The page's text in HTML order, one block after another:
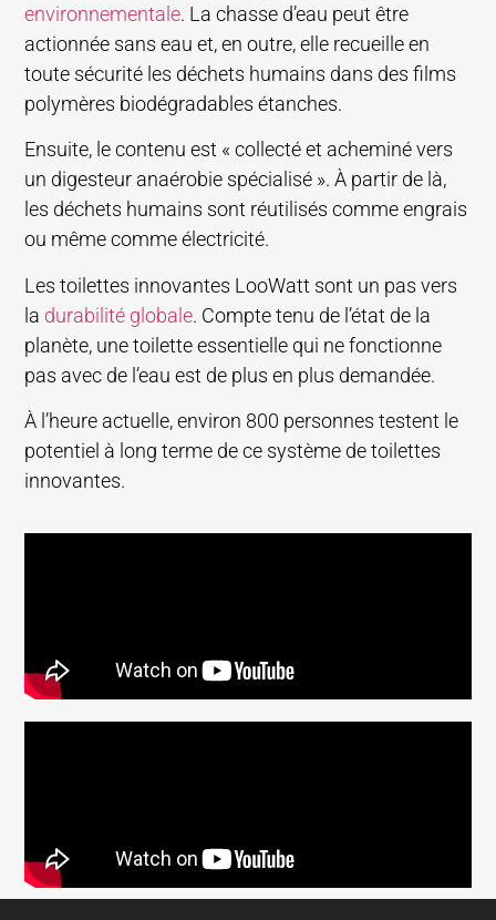
environnementale. La chasse d’eau peut être
actionnée sans eau et, en outre, elle recueille en
toute sécurité les déchets humains dans des films
polymères biodégradables étanches.
Ensuite, le contenu est « collecté et acheminé vers
un digesteur anaérobie spécialisé ». À partir de là,
les déchets humains sont réutilisés comme engrais
ou même comme électricité.
Les toilettes innovantes LooWatt sont un pas vers
la durabilité globale. Compte tenu de l’état de la
planète, une toilette essentielle qui ne fonctionne
pas avec de l’eau est de plus en plus demandée.
À l’heure actuelle, environ 800 personnes testent le
potentiel à long terme de ce système de toilettes
innovantes.